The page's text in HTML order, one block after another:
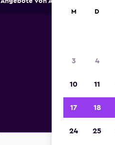
M D
3 4
10 11
17 18
24 25